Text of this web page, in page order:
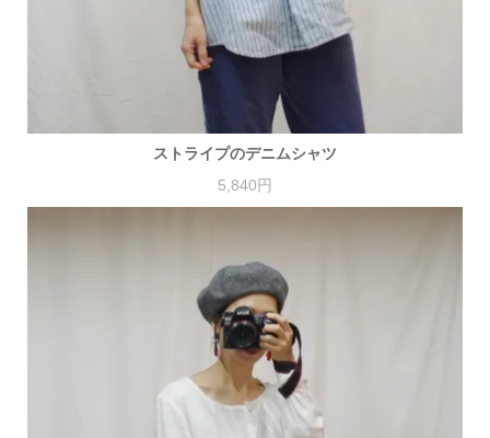
ストライプのデニムシャツ
5,840円